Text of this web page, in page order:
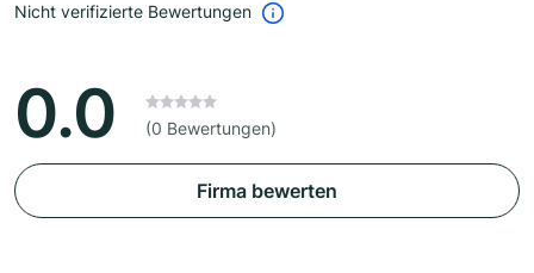
Nicht verifizierte Bewertungen
0.0 (0 Bewertungen)
Firma bewerten